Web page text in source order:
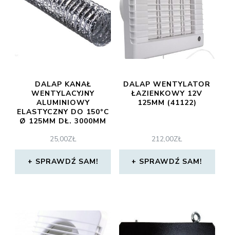
DALAP KANAŁ
WENTYLACYJNY
ALUMINIOWY
ELASTYCZNY DO 150°C
Ø 125MM DŁ. 3000MM
25,00ZŁ
SPRAWDŹ SAM!
DALAP WENTYLATOR
ŁAZIENKOWY 12V
125MM (41122)
212,00ZŁ
SPRAWDŹ SAM!